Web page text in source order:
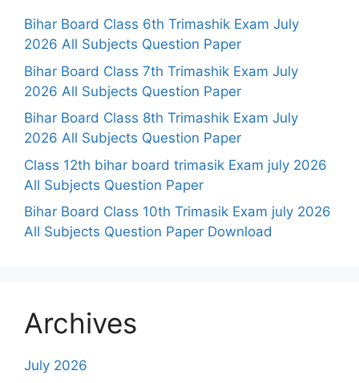
Bihar Board Class 6th Trimashik Exam July
2026 All Subjects Question Paper
Bihar Board Class 7th Trimashik Exam July
2026 All Subjects Question Paper
Bihar Board Class 8th Trimashik Exam July
2026 All Subjects Question Paper
Class 12th bihar board trimasik Exam july 2026
All Subjects Question Paper
Bihar Board Class 10th Trimasik Exam july 2026
All Subjects Question Paper Download
Archives
July 2026